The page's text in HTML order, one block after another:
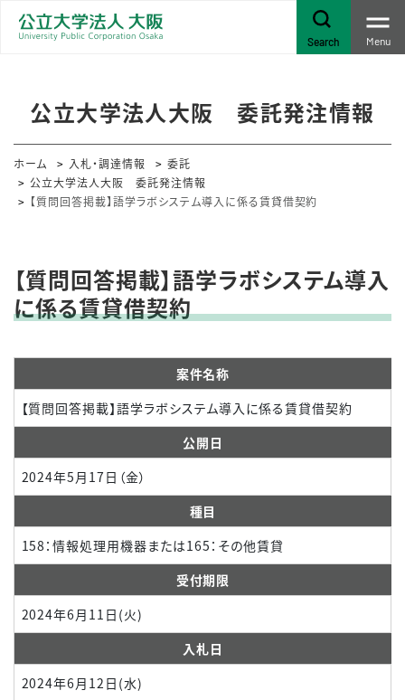
Search Menu
公立大学法人大阪 委託発注情報
ホーム 入札・調達情報
委託
公立大学法人大阪 委託発注情報
【質問回答掲載】語学ラボシステム導入に係る賃貸借契約
【質問回答掲載】語学ラボシステム導入
に係る賃貸借契約
案件名称
【質問回答掲載】語学ラボシステム導入に係る賃貸借契約
公開日
2024年5月17日（金）
種目
158：情報処理用機器または165：その他賃貸
受付期限
2024年6月11日(火)
入札日
2024年6月12日(水)